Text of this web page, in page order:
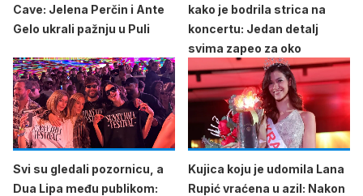
Cave: Jelena Perčin i Ante
Gelo ukrali pažnju u Puli
kako je bodrila strica na
koncertu: Jedan detalj
svima zapeo za oko
Svi su gledali pozornicu, a
Dua Lipa među publikom:
Kujica koju je udomila Lana
Rupić vraćena u azil: Nakon